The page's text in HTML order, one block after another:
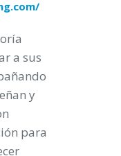
a sus
y
para